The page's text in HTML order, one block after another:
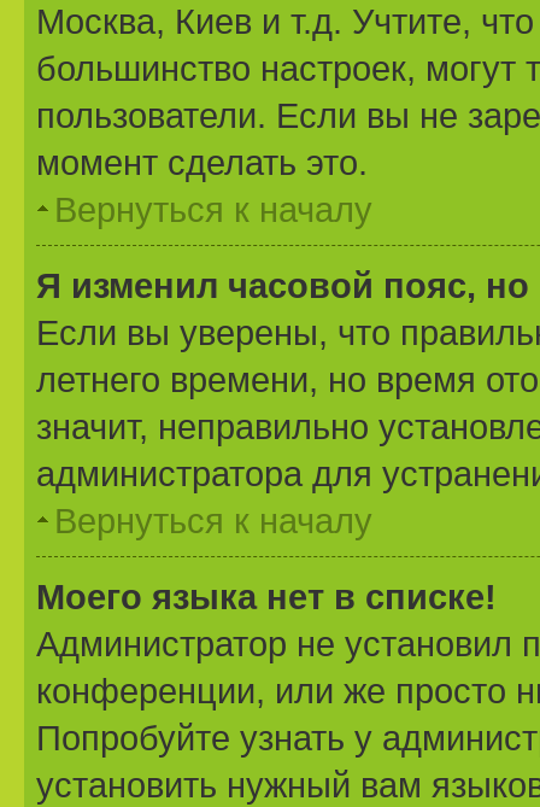
Москва, Киев и т.д. Учтите,
большинство настроек, могут
пользователи. Если вы не
момент сделать это.
Вернуться к началу
Я изменил часовой пояс,
Если вы уверены, что
летнего времени, но время
значит, неправильно
администратора для
Вернуться к началу
Моего языка нет в списке!
Администратор не установил
конференции, или же просто
Попробуйте узнать у
установить нужный вам